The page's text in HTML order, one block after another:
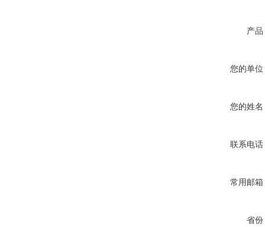
产品
您的单位
您的姓名
联系电话
常用邮箱
省份